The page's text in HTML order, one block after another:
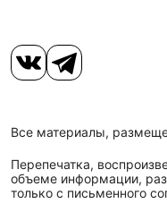
Все материалы,
Перепечатка,
объеме информации,
только с письменного